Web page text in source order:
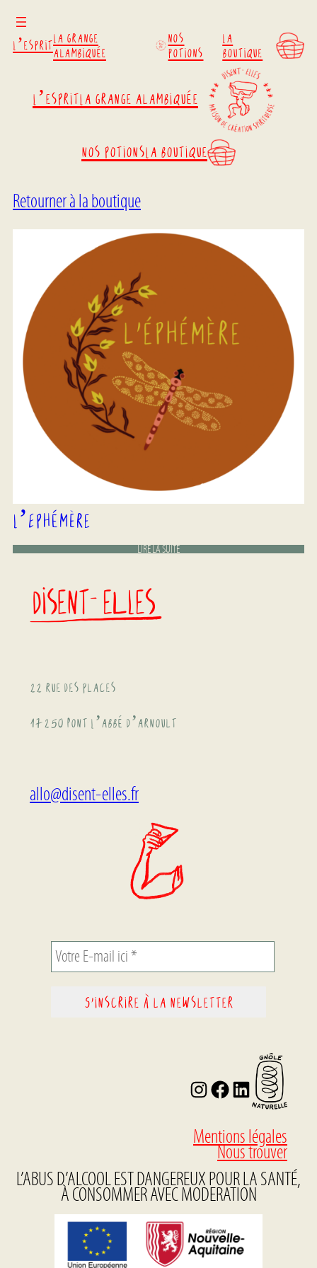
L’espritLa grange
alambiquée
Nos
potions
La
boutique
L’espritLa grange alambiquée
Nos potionsLa boutique
Retourner à la boutique
L’Ephémère
LIRE LA SUITE
22 rue des places
17250 Pont L’abbé d’arnoult
allo@disent-elles.fr
I
n
t
a
r
a
m
F
a
e
b
o
o
k
L
i
k
e
d
I
n
Mentions légales
Nous trouver
L’ABUS D’ALCOOL EST DANGEREUX POUR LA SANTÉ,
À CONSOMMER AVEC MODERATION